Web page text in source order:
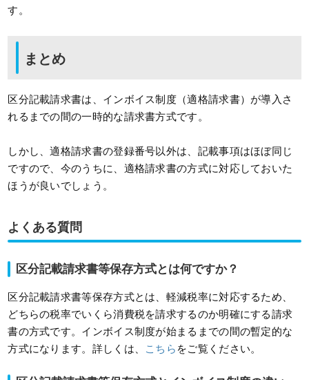
す。
まとめ
区分記載請求書は、インボイス制度（適格請求書）が導入さ
れるまでの間の一時的な請求書方式です。
しかし、適格請求書の登録番号以外は、記載事項はほぼ同じ
ですので、今のうちに、適格請求書の方式に対応しておいた
ほうが良いでしょう。
よくある質問
区分記載請求書等保存方式とは何ですか？
区分記載請求書等保存方式とは、軽減税率に対応するため、
どちらの税率でいくら消費税を請求するのか明確にする請求
書の方式です。インボイス制度が始まるまでの間の暫定的な
方式になります。詳しくは、
こちら をご覧ください。